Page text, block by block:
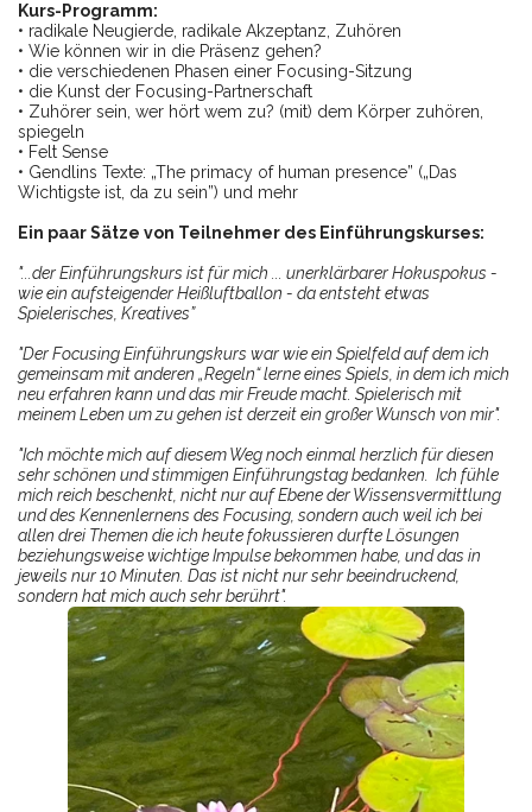
Kurs-Programm:
• radikale Neugierde, radikale Akzeptanz, Zuhören
• Wie können wir in die Präsenz gehen?
• die verschiedenen Phasen einer Focusing-Sitzung
• die Kunst der Focusing-Partnerschaft
• Zuhörer sein, wer hört wem zu? (mit) dem Körper zuhören,
spiegeln
• Felt Sense
• Gendlins Texte: „The primacy of human presence” („Das
Wichtigste ist, da zu sein”) und mehr
Ein paar Sätze von Teilnehmer des Einführungskurses:
"...der Einführungskurs ist für mich ... unerklärbarer Hokuspokus -
wie ein aufsteigender Heißluftballon - da entsteht etwas
Spielerisches, Kreatives”
"Der Focusing Einführungskurs war wie ein Spielfeld auf dem ich
gemeinsam mit anderen „Regeln“ lerne eines Spiels, in dem ich mich
neu erfahren kann und das mir Freude macht. Spielerisch mit
meinem Leben um zu gehen ist derzeit ein großer Wunsch von mir".
"Ich möchte mich auf diesem Weg noch einmal herzlich für diesen
sehr schönen und stimmigen Einführungstag bedanken. Ich fühle
mich reich beschenkt, nicht nur auf Ebene der Wissensvermittlung
und des Kennenlernens des Focusing, sondern auch weil ich bei
allen drei Themen die ich heute fokussieren durfte Lösungen
beziehungsweise wichtige Impulse bekommen habe, und das in
jeweils nur 10 Minuten. Das ist nicht nur sehr beeindruckend,
sondern hat mich auch sehr berührt".